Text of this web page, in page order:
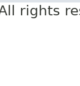
rights